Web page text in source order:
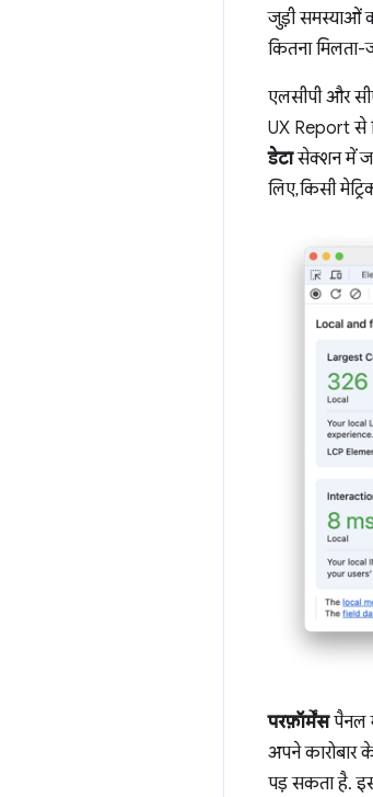
जुड़ी समस्याओं
कितना
एलसीपी और
UX Report से
डेटासेक्शन में
लिए, किसी
परफ़ॉर्मेंसपैनल
अपने कारोबार
पड़ सकता है.